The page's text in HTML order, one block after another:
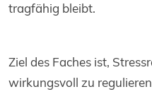
tragfähig bleibt.
Ziel des Faches ist,
wirkungsvoll zu